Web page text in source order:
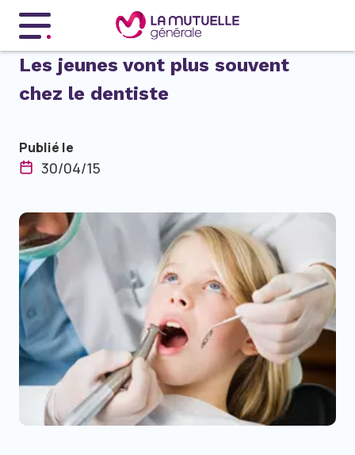
Menu principal
Les jeunes vont plus souvent
chez le dentiste
Publié le
30/04/15